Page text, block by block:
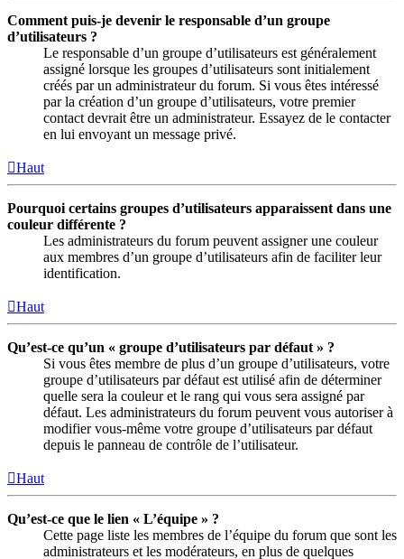
Comment puis-je devenir le responsable d’un groupe
d’utilisateurs ?
Le responsable d’un groupe d’utilisateurs est généralement
assigné lorsque les groupes d’utilisateurs sont initialement
créés par un administrateur du forum. Si vous êtes intéressé
par la création d’un groupe d’utilisateurs, votre premier
contact devrait être un administrateur. Essayez de le contacter
en lui envoyant un message privé.
Haut
Pourquoi certains groupes d’utilisateurs apparaissent dans une
couleur différente ?
Les administrateurs du forum peuvent assigner une couleur
aux membres d’un groupe d’utilisateurs afin de faciliter leur
identification.
Haut
Qu’est-ce qu’un « groupe d’utilisateurs par défaut » ?
Si vous êtes membre de plus d’un groupe d’utilisateurs, votre
groupe d’utilisateurs par défaut est utilisé afin de déterminer
quelle sera la couleur et le rang qui vous sera assigné par
défaut. Les administrateurs du forum peuvent vous autoriser à
modifier vous-même votre groupe d’utilisateurs par défaut
depuis le panneau de contrôle de l’utilisateur.
Haut
Qu’est-ce que le lien « L’équipe » ?
Cette page liste les membres de l’équipe du forum que sont les
administrateurs et les modérateurs, en plus de quelques